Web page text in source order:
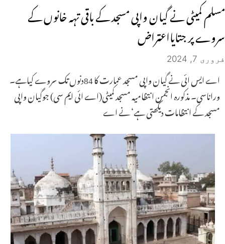
مسلم کمیٹی نے گیان واپی مسجد کے باقی تہہ خانوں کے
سروے پر جتایااعتراض
فروری 7, 2024
اے ایس ائی نے گیان واپی مسجد عمارت کا 84دنوں تک سروے کیاہے۔
وراناسی۔ مذکورہ انجمن انتظامیہ مسجد کمیٹی(اے ائی ایم سی) جوگیان واپی
مسجد کے انتظامات دیکھتی ہے‘ نے اے